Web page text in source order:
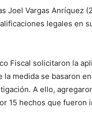
Joel Vargas Anríquez
legales en
Fiscal solicitaron la
medida se basaron
A ello,
15 hechos que fueron